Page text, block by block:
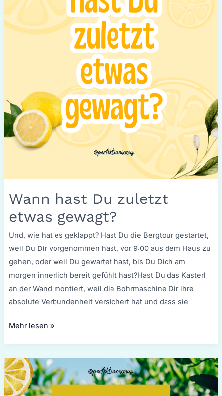
Wann hast Du zuletzt
etwas gewagt?
Und, wie hat es geklappt? Hast Du die Bergtour gestartet,
weil Du Dir vorgenommen hast, vor 9:00 aus dem Haus zu
gehen, oder weil Du gewartet hast, bis Du Dich am
morgen innerlich bereit gefühlt hast?Hast Du das Kasterl
an der Wand montiert, weil die Bohrmaschine Dir ihre
absolute Verbundenheit versichert hat und dass sie
Mehr lesen »
Wenn
es
nicht